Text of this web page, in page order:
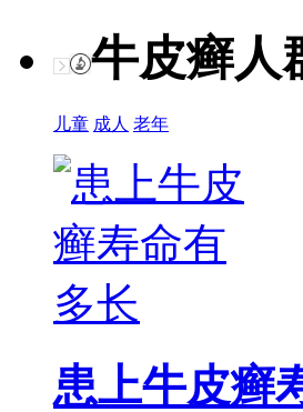
牛皮癣人
儿童 成人 老年
患上牛皮癣